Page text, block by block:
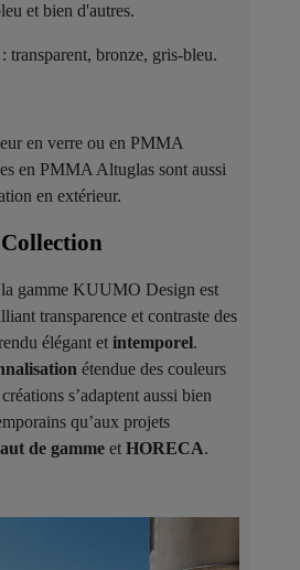
et bien d'autres.
: transparent, bronze, gris-bleu.
en verre ou en PMMA
en PMMA Altuglas sont aussi
en extérieur.
gamme KUUMO Design est
transparence et contraste des
élégant et intemporel.
étendue des couleurs
s’adaptent aussi bien
qu’aux projets
de gamme et HORECA.